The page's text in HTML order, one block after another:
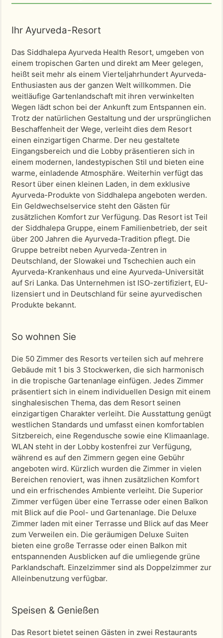
Ihr Ayurveda-Resort
Das Siddhalepa Ayurveda Health Resort, umgeben von
einem tropischen Garten und direkt am Meer gelegen,
heißt seit mehr als einem Vierteljahrhundert Ayurveda-
Enthusiasten aus der ganzen Welt willkommen. Die
weitläufige Gartenlandschaft mit ihren verwinkelten
Wegen lädt schon bei der Ankunft zum Entspannen ein.
Trotz der natürlichen Gestaltung und der ursprünglichen
Beschaffenheit der Wege, verleiht dies dem Resort
einen einzigartigen Charme. Der neu gestaltete
Eingangsbereich und die Lobby präsentieren sich in
einem modernen, landestypischen Stil und bieten eine
warme, einladende Atmosphäre. Weiterhin verfügt das
Resort über einen kleinen Laden, in dem exklusive
Ayurveda-Produkte von Siddhalepa angeboten werden.
Ein Geldwechselservice steht den Gästen für
zusätzlichen Komfort zur Verfügung. Das Resort ist Teil
der Siddhalepa Gruppe, einem Familienbetrieb, der seit
über 200 Jahren die Ayurveda-Tradition pflegt. Die
Gruppe betreibt neben Ayurveda-Zentren in
Deutschland, der Slowakei und Tschechien auch ein
Ayurveda-Krankenhaus und eine Ayurveda-Universität
auf Sri Lanka. Das Unternehmen ist ISO-zertifiziert, EU-
lizensiert und in Deutschland für seine ayurvedischen
Produkte bekannt.
So wohnen Sie
Die 50 Zimmer des Resorts verteilen sich auf mehrere
Gebäude mit 1 bis 3 Stockwerken, die sich harmonisch
in die tropische Gartenanlage einfügen. Jedes Zimmer
präsentiert sich in einem individuellen Design mit einem
singhalesischen Thema, das dem Resort seinen
einzigartigen Charakter verleiht. Die Ausstattung genügt
westlichen Standards und umfasst einen komfortablen
Sitzbereich, eine Regendusche sowie eine Klimaanlage.
WLAN steht in der Lobby kostenfrei zur Verfügung,
während es auf den Zimmern gegen eine Gebühr
angeboten wird. Kürzlich wurden die Zimmer in vielen
Bereichen renoviert, was ihnen zusätzlichen Komfort
und ein erfrischendes Ambiente verleiht. Die Superior
Zimmer verfügen über eine Terrasse oder einen Balkon
mit Blick auf die Pool- und Gartenanlage. Die Deluxe
Zimmer laden mit einer Terrasse und Blick auf das Meer
zum Verweilen ein. Die geräumigen Deluxe Suiten
bieten eine große Terrasse oder einen Balkon mit
entspannenden Ausblicken auf die umliegende grüne
Parklandschaft. Einzelzimmer sind als Doppelzimmer zur
Alleinbenutzung verfügbar.
Speisen & Genießen
Das Resort bietet seinen Gästen in zwei Restaurants